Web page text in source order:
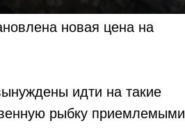
новая цена на
идти на такие
рыбку приемлемыми